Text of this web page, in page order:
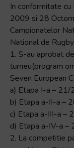
In conformitate
2009 si 28
Campionatelor
National de
1. S-au aprobat
turneu(program
Seven European
a) Etapa I-a – 21/
b) Etapa a-II-a –
c) Etapa a-III-a –
d) Etapa a-IV-a –
2. La competitie